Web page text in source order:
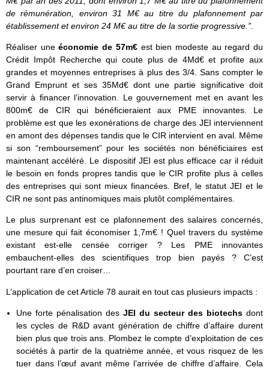
de rémunération, environ 31 M€ au titre du plafonnement par
établissement et environ 24 M€ au titre de la sortie progressive.”.
Réaliser uneéconomie de 57m€ est bien modeste au regard du
Crédit Impôt Recherche qui coute plus de 4Md€ et profite aux
grandes et moyennes entreprises à plus des 3/4. Sans compter le
Grand Emprunt et ses 35Md€ dont une partie significative doit
servir à financer l’innovation. Le gouvernement met en avant les
800m€ de CIR qui bénéficieraient aux PME innovantes. Le
problème est que les exonérations de charge des JEI interviennent
en amont des dépenses tandis que le CIR intervient en aval. Même
si son “remboursement” pour les sociétés non bénéficiaires est
maintenant accéléré. Le dispositif JEI est plus efficace car il réduit
le besoin en fonds propres tandis que le CIR profite plus à celles
des entreprises qui sont mieux financées. Bref, le statut JEI et le
CIR ne sont pas antinomiques mais plutôt complémentaires.
Le plus surprenant est ce plafonnement des salaires concernés,
une mesure qui fait économiser 1,7m€ ! Quel travers du système
existant est-elle censée corriger ? Les PME innovantes
embauchent-elles des scientifiques trop bien payés ? C’est
pourtant rare d’en croiser…
L’application de cet Article 78 aurait en tout cas plusieurs impacts :
Une forte pénalisation des JEI du secteur des biotechsdont
les cycles de R&D avant génération de chiffre d’affaire durent
bien plus que trois ans. Plombez le compte d’exploitation de ces
sociétés à partir de la quatrième année, et vous risquez de les
tuer dans l’œuf avant même l’arrivée de chiffre d’affaire. Cela